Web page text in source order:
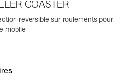
à partir de sa date de
COASTER
réversible sur roulements pour
mobile